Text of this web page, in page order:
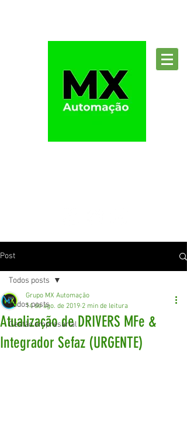
Post
Todos posts
Gestão empresarial
Todos posts
Atualização de DRIVERS MFe &
Integrador Sefaz (URGENTE)
Grupo MX Automação
14 de ago. de 2019 2 min de leitura